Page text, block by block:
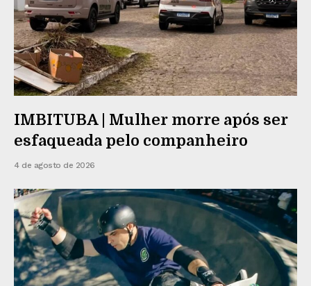
IMBITUBA | Mulher morre após ser
esfaqueada pelo companheiro
4 de agosto de 2026